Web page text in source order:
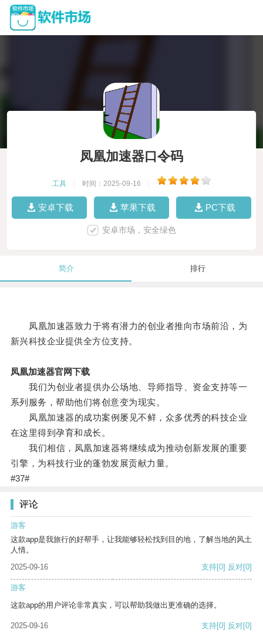
凤凰加速器口令码
工具 时间：2025-09-16
安卓下载 苹果下载 PC下载
安卓市场，安全绿色
简介 排行
凤凰加速器致力于将有潜力的创业者推向市场前沿，为
新兴科技企业提供全方位支持。
凤凰加速器官网下载
我们为创业者提供办公场地、导师指导、资金支持等一
系列服务，帮助他们将创意变为现实。
凤凰加速器的成功案例屡见不鲜，众多优秀的科技企业
在这里得到孕育和成长。
我们相信，凤凰加速器将继续成为推动创新发展的重要
引擎，为科技行业的蓬勃发展贡献力量。
#37#
评论
游客
这款app是我旅行的好帮手，让我能够轻松找到目的地，了解当地的风土
人情。
2025-09-16
支持[0] 反对[0]
游客
这款app的用户评论非常真实，可以帮助我做出更准确的选择。
2025-09-16 支持[0] 反对[0]